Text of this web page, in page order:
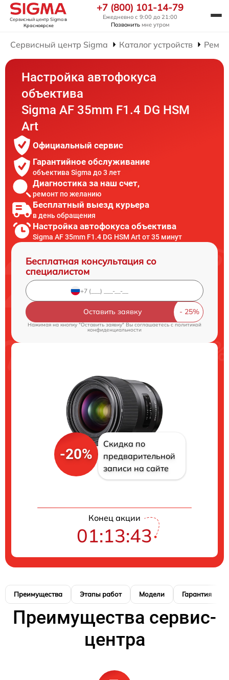
Сервисный центр Sigmaв
Красноярске
+7 (800) 101-14-79
Ежедневно с 9:00 до 21:00
Позвонить мне утром
Сервисный центр Sigma Каталог устройств
Настройка автофокуса
объектива
Sigma AF 35mm F1.4 DG HSM
Art
Официальный сервис
Гарантийное обслуживание
объектива Sigma до 3 лет
Диагностика за наш счет,
ремонт по желанию
Бесплатный выезд курьера
в день обращения
Настройка автофокуса объектива
Sigma AF 35mm F1.4 DG HSM Art от 35 минут
Бесплатная консультация со
специалистом
Оставить заявку
Нажимая на кнопку "Оставить заявку" Вы соглашаетесь c политикой
конфиденциальности
-20%
Скидка по
предварительной
записи на сайте
Конец акции
01:13:42
Преимущества Этапы работ Модели Гарантия
Преимущества сервис-
центра